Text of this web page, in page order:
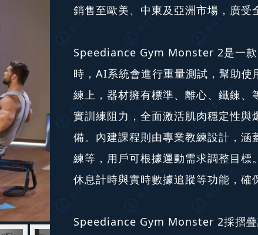
銷售至歐美、中東及亞洲市場，廣受
Speediance Gym Monster 2是一款
時，AI系統會進行重量測試，幫助使
練上，器材擁有標準、離心、鐵鍊、
實訓練阻力，全面激活肌肉穩定性與
備。內建課程則由專業教練設計，涵
練等，用戶可根據運動需求調整目標
休息計時與實時數據追蹤等功能，確
Speediance Gym Monster 2採摺疊